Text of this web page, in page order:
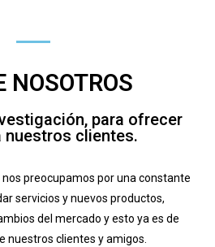
NOSOTROS
para ofrecer
nuestros clientes.
preocupamos por una constante
servicios y nuevos productos,
del mercado y esto ya es de
nuestros clientes y amigos.